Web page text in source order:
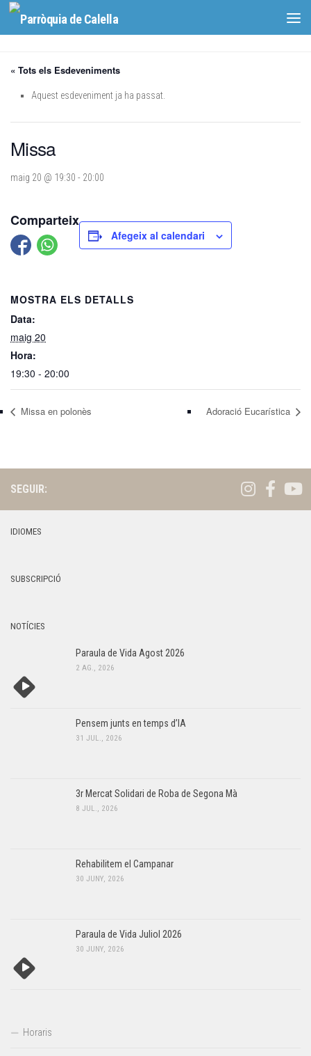
Skip to content
« Tots els Esdeveniments
Aquest esdeveniment ja ha passat.
Missa
maig 20 @ 19:30 - 20:00
Comparteix
Afegeix al calendari
MOSTRA ELS DETALLS
Data:
maig 20
Hora:
19:30 - 20:00
Missa en polonès Adoració Eucarística
SEGUIR:
IDIOMES
SUBSCRIPCIÓ
NOTÍCIES
Paraula de Vida Agost 2026
2 AG., 2026
Pensem junts en temps d’IA
31 JUL., 2026
3r Mercat Solidari de Roba de Segona Mà
8 JUL., 2026
Rehabilitem el Campanar
30 JUNY, 2026
Paraula de Vida Juliol 2026
30 JUNY, 2026
Horaris